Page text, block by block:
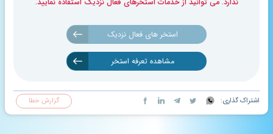
استخر های فعال نزدیک
مشاهده تعرفه استخر
اشتراک گذاری: گزارش خطا